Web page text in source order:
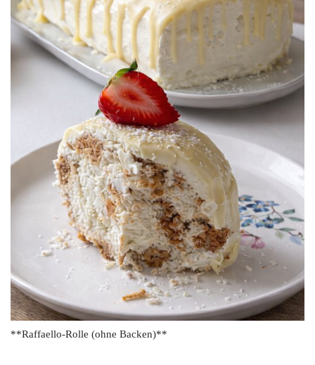
**Raffaello-Rolle (ohne Backen)**